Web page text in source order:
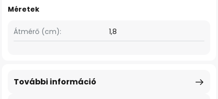
Méretek
Átmérő (cm): 1,8
További információ